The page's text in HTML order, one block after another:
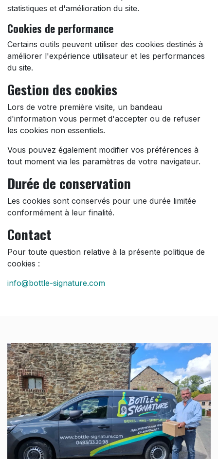
statistiques et d'amélioration du site.
Cookies de performance
Certains outils peuvent utiliser des cookies destinés à
améliorer l'expérience utilisateur et les performances
du site.
Gestion des cookies
Lors de votre première visite, un bandeau
d'information vous permet d'accepter ou de refuser
les cookies non essentiels.
Vous pouvez également modifier vos préférences à
tout moment via les paramètres de votre navigateur.
Durée de conservation
Les cookies sont conservés pour une durée limitée
conformément à leur finalité.
Contact
Pour toute question relative à la présente politique de
cookies :
info@bottle-signature.com